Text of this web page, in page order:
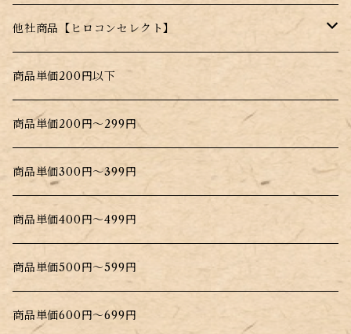
水戻し不要！料理にそのまま入れるだけ！
他社商品【ヒロコンセレクト】
北海道根こんぶだし
大間生まれのこんぶだし
商品単価200円以下
商品単価200円～299円
商品単価300円～399円
商品単価400円～499円
商品単価500円～599円
商品単価600円～699円